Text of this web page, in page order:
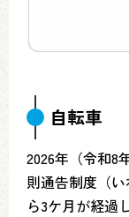
自転車
2026年（令和8
則通告制度（
ら3ケ月が経過